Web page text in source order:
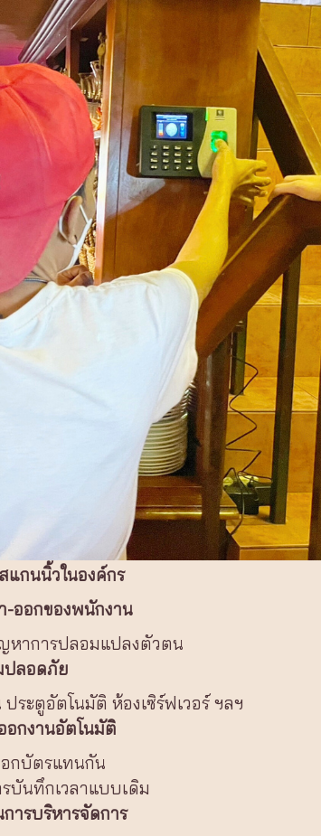
แกนนิ้วในองค์กร
-ออกของพนักงาน
าการปลอมแปลงตัวตน
ปลอดภัย
ระตูอัตโนมัติ ห้องเซิร์ฟเวอร์ ฯลฯ
อกงานอัตโนมัติ
กบัตรแทนกัน
บันทึกเวลาแบบเดิม
ารบริหารจัดการ